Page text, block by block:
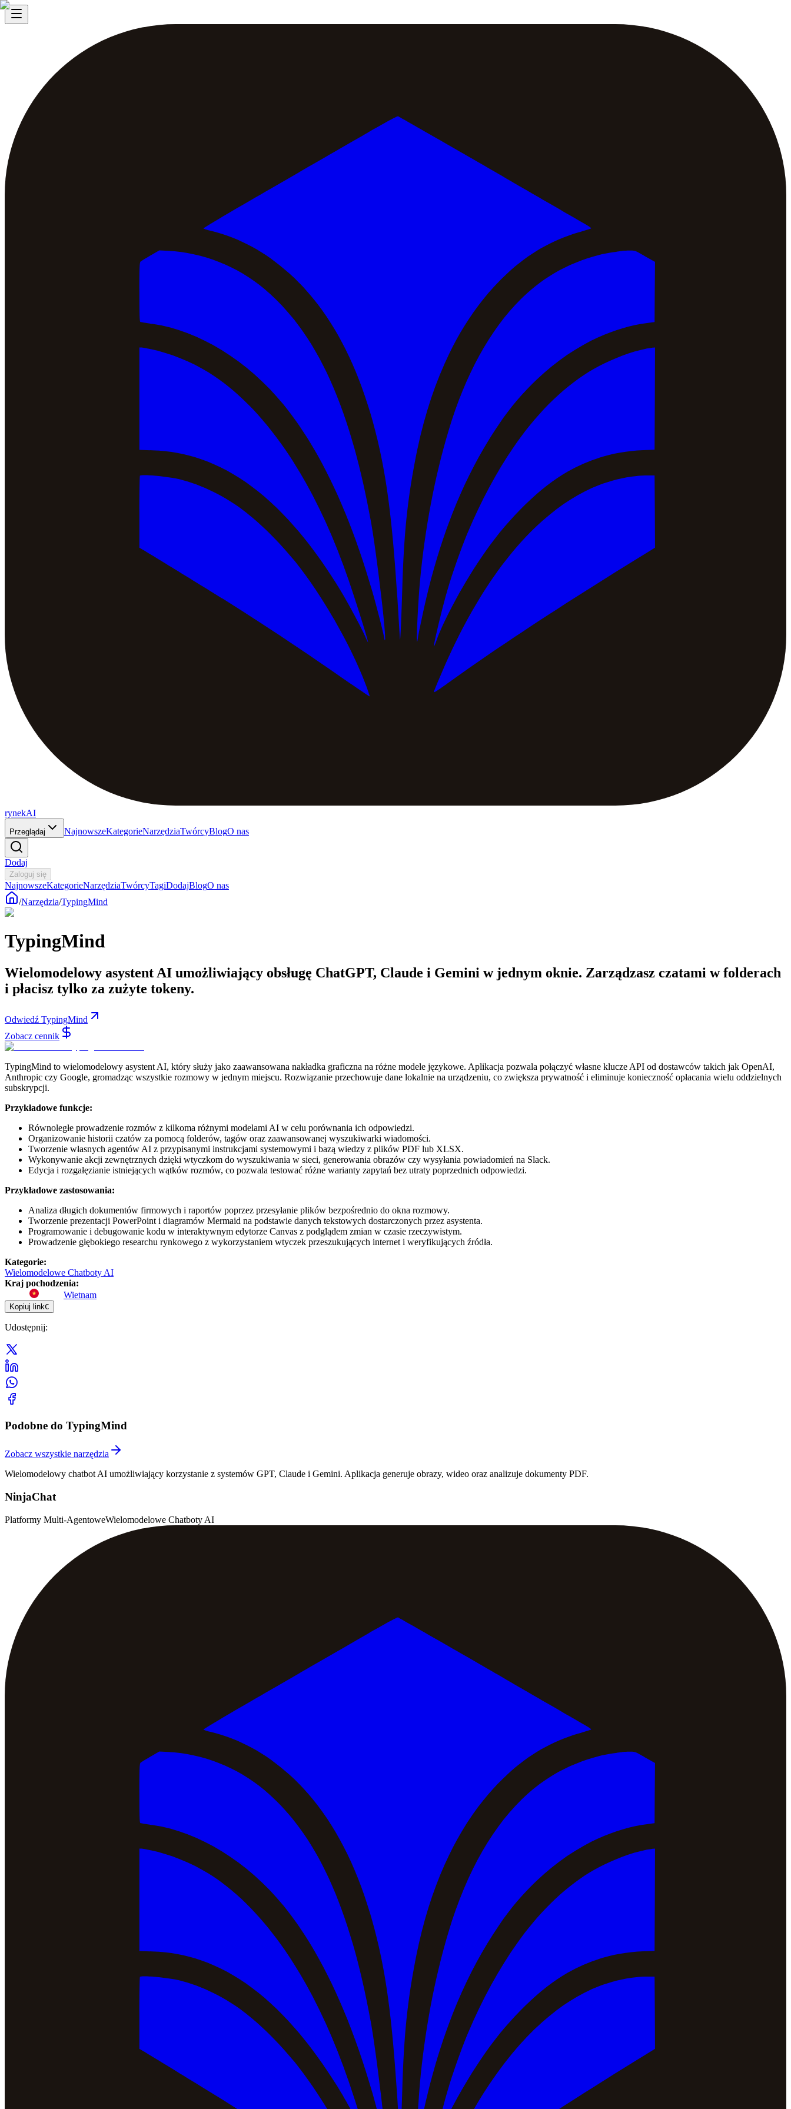
rynekAI
Przeglądaj NajnowszeKategorieNarzędziaTwórcyBlogO nas
Dodaj
Zaloguj się
NajnowszeKategorieNarzędziaTwórcyTagiDodajBlogO nas
/Narzędzia/TypingMind
TypingMind
Wielomodelowy asystent AI umożliwiający obsługę ChatGPT, Claude i Gemini w jednym oknie. Zarządzasz czatami w folderach
i płacisz tylko za zużyte tokeny.
Odwiedź TypingMind
Zobacz cennik
TypingMind to wielomodelowy asystent AI, który służy jako zaawansowana nakładka graficzna na różne modele językowe. Aplikacja pozwala połączyć własne klucze API od dostawców takich jak OpenAI,
Anthropic czy Google, gromadząc wszystkie rozmowy w jednym miejscu. Rozwiązanie przechowuje dane lokalnie na urządzeniu, co zwiększa prywatność i eliminuje konieczność opłacania wielu oddzielnych
subskrypcji.
Przykładowe funkcje:
Równoległe prowadzenie rozmów z kilkoma różnymi modelami AI w celu porównania ich odpowiedzi.
Organizowanie historii czatów za pomocą folderów, tagów oraz zaawansowanej wyszukiwarki wiadomości.
Tworzenie własnych agentów AI z przypisanymi instrukcjami systemowymi i bazą wiedzy z plików PDF lub XLSX.
Wykonywanie akcji zewnętrznych dzięki wtyczkom do wyszukiwania w sieci, generowania obrazów czy wysyłania powiadomień na Slack.
Edycja i rozgałęzianie istniejących wątków rozmów, co pozwala testować różne warianty zapytań bez utraty poprzednich odpowiedzi.
Przykładowe zastosowania:
Analiza długich dokumentów firmowych i raportów poprzez przesyłanie plików bezpośrednio do okna rozmowy.
Tworzenie prezentacji PowerPoint i diagramów Mermaid na podstawie danych tekstowych dostarczonych przez asystenta.
Programowanie i debugowanie kodu w interaktywnym edytorze Canvas z podglądem zmian w czasie rzeczywistym.
Prowadzenie głębokiego researchu rynkowego z wykorzystaniem wtyczek przeszukujących internet i weryfikujących źródła.
Kategorie:
Wielomodelowe Chatboty AI
Kraj pochodzenia:
Wietnam
Kopiuj linkC
Udostępnij:
Podobne do TypingMind
Zobacz wszystkie narzędzia
Wielomodelowy chatbot AI umożliwiający korzystanie z systemów GPT, Claude i Gemini. Aplikacja generuje obrazy, wideo oraz analizuje dokumenty PDF.
NinjaChat
Platformy Multi-AgentoweWielomodelowe Chatboty AI